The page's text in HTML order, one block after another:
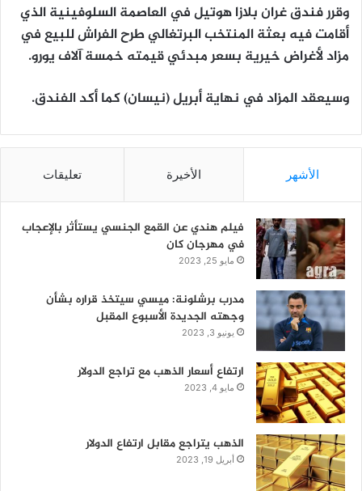
وقرر فندق غران بلازا هوتيل في العاصمة السلوفينية الذي
أقامت فيه بعثة المنتخب البرتغالي طرح الفراش للبيع في
مزاد لأغراض خيرية بسعر مبدئي قيمته خمسة آلاف يورو.
وسيعقد المزاد في نهاية أبريل (نيسان) كما أكد الفندق.
الأشهر الأخيرة تعليقات
فيلم هندي عن القمع الجنسي يستأثر بالإعجاب
في مهرجان كان
مايو 25, 2023
مدرب برشلونة: ميسي سيتخذ قراره بشأن
وجهته الجديدة الأسبوع المقبل
يونيو 3, 2023
ارتفاع أسعار الذهب مع تراجع الدولار
مايو 4, 2023
الذهب يتراجع مقابل ارتفاع الدولار
أبريل 19, 2023